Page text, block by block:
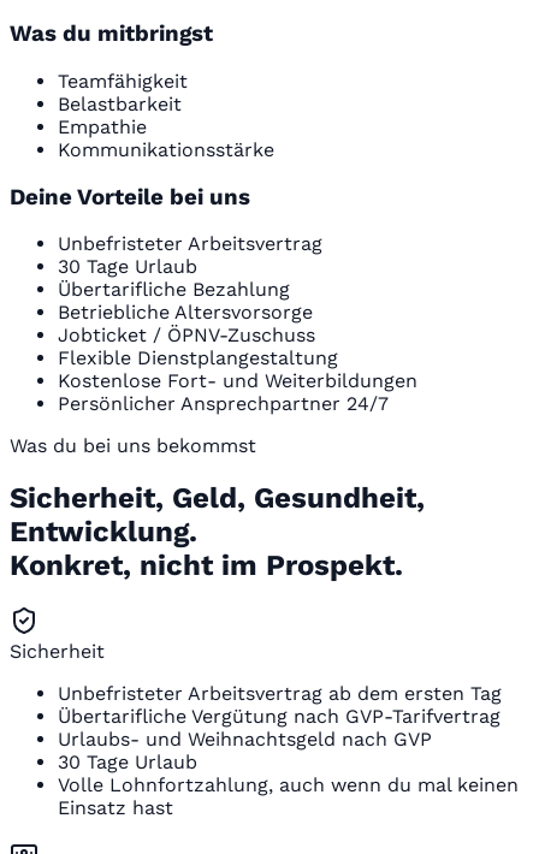
Was du mitbringst
Teamfähigkeit
Belastbarkeit
Empathie
Kommunikationsstärke
Deine Vorteile bei uns
Unbefristeter Arbeitsvertrag
30 Tage Urlaub
Übertarifliche Bezahlung
Betriebliche Altersvorsorge
Jobticket / ÖPNV-Zuschuss
Flexible Dienstplangestaltung
Kostenlose Fort- und Weiterbildungen
Persönlicher Ansprechpartner 24/7
Was du bei uns bekommst
Sicherheit, Geld, Gesundheit,
Entwicklung.
Konkret, nicht im Prospekt.
Sicherheit
Unbefristeter Arbeitsvertrag ab dem ersten Tag
Übertarifliche Vergütung nach GVP-Tarifvertrag
Urlaubs- und Weihnachtsgeld nach GVP
30 Tage Urlaub
Volle Lohnfortzahlung, auch wenn du mal keinen
Einsatz hast